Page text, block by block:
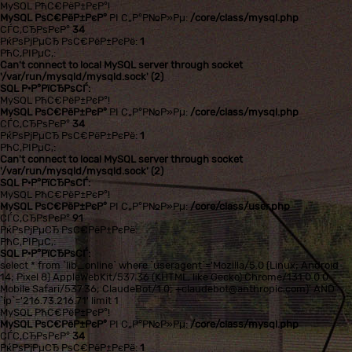
MySQL РћС€РёР±РєР°!
MySQL РѕС€РёР±РєР° РІ С„Р°Р№Р»Рµ: /core/class/mysql.php
СЃС‚СЂРѕРєР° 34
РќРѕРјРµСЂ РѕС€РёР±РєРё: 1
РћС‚РІРµС‚:
Can't connect to local MySQL server through socket
'/var/run/mysqld/mysqld.sock' (2)
SQL Р·Р°РїСЂРѕСЃ:
MySQL РћС€РёР±РєР°!
MySQL РѕС€РёР±РєР° РІ С„Р°Р№Р»Рµ: /core/class/mysql.php
СЃС‚СЂРѕРєР° 34
РќРѕРјРµСЂ РѕС€РёР±РєРё: 1
РћС‚РІРµС‚:
Can't connect to local MySQL server through socket
'/var/run/mysqld/mysqld.sock' (2)
SQL Р·Р°РїСЂРѕСЃ:
MySQL РћС€РёР±РєР°!
MySQL РѕС€РёР±РєР° РІ С„Р°Р№Р»Рµ: /core/class/user.php
СЃС‚СЂРѕРєР° 91
РќРѕРјРµСЂ РѕС€РёР±РєРё:
РћС‚РІРµС‚:
SQL Р·Р°РїСЂРѕСЃ:
select * from `lib_online` where `useragent`='Mozilla/5.0 (Linux; Android
14; Pixel 8) AppleWebKit/537.36 (KHTML, like Gecko) Chrome/131.0.0.0
Mobile Safari/537.36; ClaudeBot/1.0; +claudebot@anthropic.com)' AND
`ip`='216.73.216.71' limit 1
MySQL РћС€РёР±РєР°!
MySQL РѕС€РёР±РєР° РІ С„Р°Р№Р»Рµ:/core/class/mysql.php
СЃС‚СЂРѕРєР°34
РќРѕРјРµСЂ РѕС€РёР±РєРё: 1